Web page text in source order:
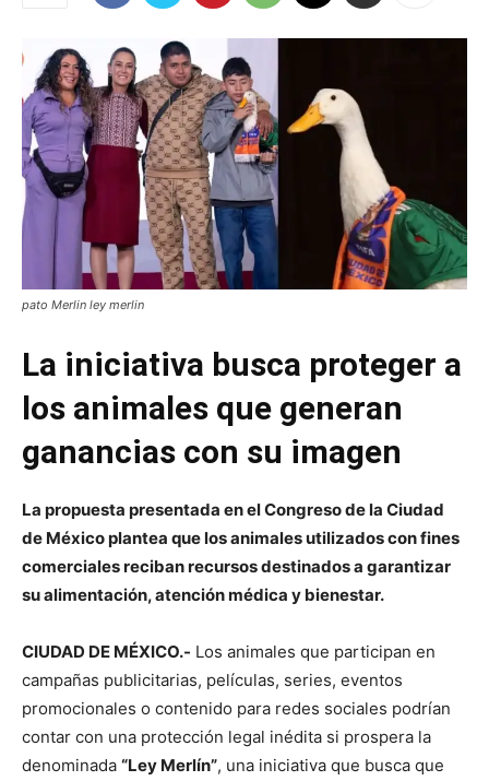
pato Merlin ley merlin
La iniciativa busca proteger a
los animales que generan
ganancias con su imagen
La propuesta presentada en el Congreso de la Ciudad
de México plantea que los animales utilizados con fines
comerciales reciban recursos destinados a garantizar
su alimentación, atención médica y bienestar.
CIUDAD DE MÉXICO.- Los animales que participan en
campañas publicitarias, películas, series, eventos
promocionales o contenido para redes sociales podrían
contar con una protección legal inédita si prospera la
denominada “Ley Merlín”, una iniciativa que busca que